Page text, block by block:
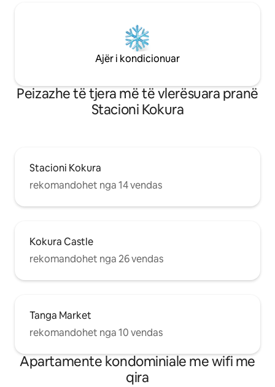
makinë nga stacioni i Kokura-s
Meqenëse mund të përdorni trenat
ekspres dhe Shinkansen, është
gjithashtu e lehtë të shkoni në Fukuoka,
Shimonosekit. Rreth 45 minuta me
makinë nga Aeroporti Kitakyushu Është
një shtëpi japoneze me dizajn tradicional
Yoshiko
konsultohesh
Ajër i kondicionuar
Peizazhe të tjera më të vlerësuara pranë
Stacioni Kokura
Stacioni Kokura
rekomandohet nga 14 vendas
Kokura Castle
rekomandohet nga 26 vendas
Tanga Market
rekomandohet nga 10 vendas
Apartamente kondominiale me wifi me
qira